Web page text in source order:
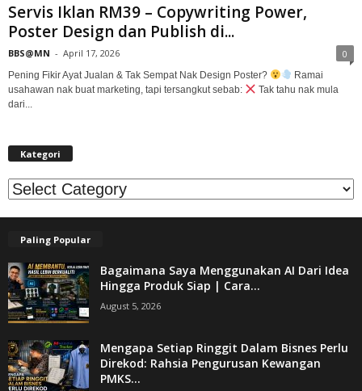
Servis Iklan RM39 – Copywriting Power,
Poster Design dan Publish di...
BBS@MN - April 17, 2026 0
Pening Fikir Ayat Jualan & Tak Sempat Nak Design Poster?
Ramai
usahawan nak buat marketing, tapi tersangkut sebab:
Tak tahu nak mula
dari...
Kategori
Kategori
Paling Popular
Bagaimana Saya Menggunakan AI Dari Idea
Hingga Produk Siap | Cara...
August 5, 2026
Mengapa Setiap Ringgit Dalam Bisnes Perlu
Direkod: Rahsia Pengurusan Kewangan
PMKS...